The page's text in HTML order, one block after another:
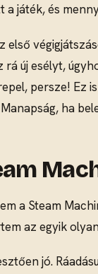
játék, és
első
rá új esélyt,
persze! Ez
ha
a Steam
az egyik
jó.